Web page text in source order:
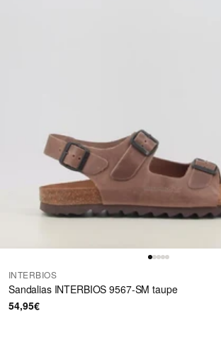
INTERBIOS
Sandalias INTERBIOS 9567-SM taupe
54,95€